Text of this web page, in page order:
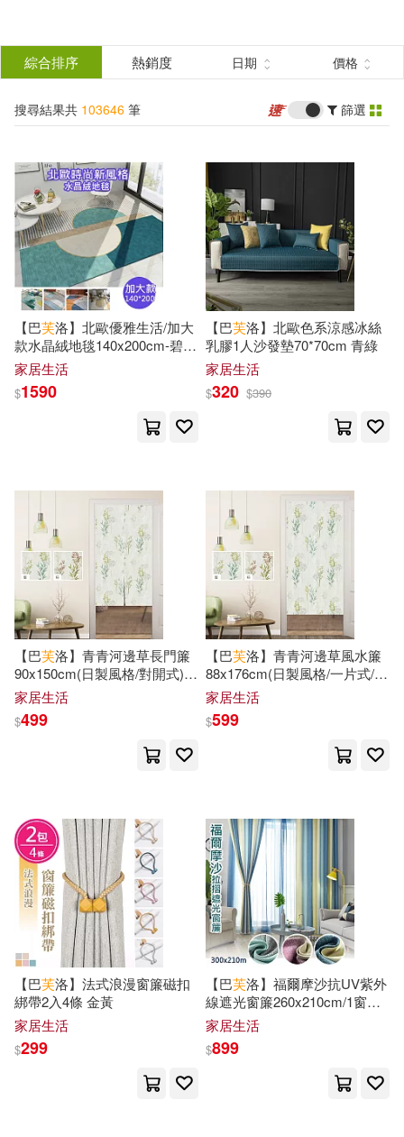
結
選
分類 (單選)
所有商品(103646)
圖書(74223) 影音(3465)
雜誌(2726) 售票網(5)
美妝(1726) 服飾(679)
家居生活(2521) 美食(1371)
3C(1959) 家電(264)
無印良品(41) 星巴克(7)
日用清潔(722)
休閒生活(500)
婦幼生活(1413)
餐廚生活(783) 電子票證(79)
寵物生活(687)
玲廊滿藝(148) 故宮精品(30)
電子書(5672) 有聲書(330)
作者 (可複選)
尾田榮一郎(327)
本書編寫組(198)
蘇青和(155)
根華編輯部(154)
（美）海明威(139)
本書編委會(129)
林漢達(105) 李俊穎(104)
羅冠顯(103) 林漢忠(102)
林受勳(100) 廖慶堂(96)
衛紀淮(94) 陳鈞彥(91)
傅怡釧(90)
出版社 (可複選)
外語教學與研究出版社(1678)
商務印書館(1641)
海洋出版社(1296)
科學出版社(1279)
北京語言大學出版社(1069)
北京大學出版社(1027)
上海人民出版社(979)
社會科學文獻出版社(887)
中華書局(773)
(可複選)
可超商取貨(83995)
可海外宅配(82149)
可港澳店取(79302)
可新加坡店取(78645)
綜合排序 熱銷度 日期 價格
搜尋結果共 103646 筆 篩選
【巴芙洛】北歐優雅生活/加大
款水晶絨地毯140x200cm-碧玉
金蘭
家居生活
$1590
【巴芙洛】北歐色系涼感冰絲
乳膠1人沙發墊70*70cm 青綠
家居生活
$320 $390
【巴芙洛】青青河邊草長門簾
90x150cm(日製風格/對開式)
藍色長門簾
家居生活
$499
【巴芙洛】青青河邊草風水簾
88x176cm(日製風格/一片式/長
門簾) 藍色風水簾
家居生活
$599
【巴芙洛】法式浪漫窗簾磁扣
綁帶2入4條 金黃
家居生活
$299
【巴芙洛】福爾摩沙抗UV紫外
線遮光窗簾260x210cm/1窗是2
片組合(穿桿掛勾拉摺/遮光窗
簾) 福爾摩沙藍色
家居生活
$899